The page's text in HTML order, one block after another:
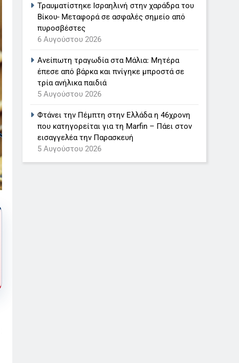
Τραυματίστηκε Ισραηλινή στην χαράδρα του
Βίκου- Μεταφορά σε ασφαλές σημείο από
πυροσβέστες
6 Αυγούστου 2026
Ανείπωτη τραγωδία στα Μάλια: Μητέρα
έπεσε από βάρκα και πνίγηκε μπροστά σε
τρία ανήλικα παιδιά
5 Αυγούστου 2026
Φτάνει την Πέμπτη στην Ελλάδα η 46χρονη
που κατηγορείται για τη Marfin – Πάει στον
εισαγγελέα την Παρασκευή
5 Αυγούστου 2026